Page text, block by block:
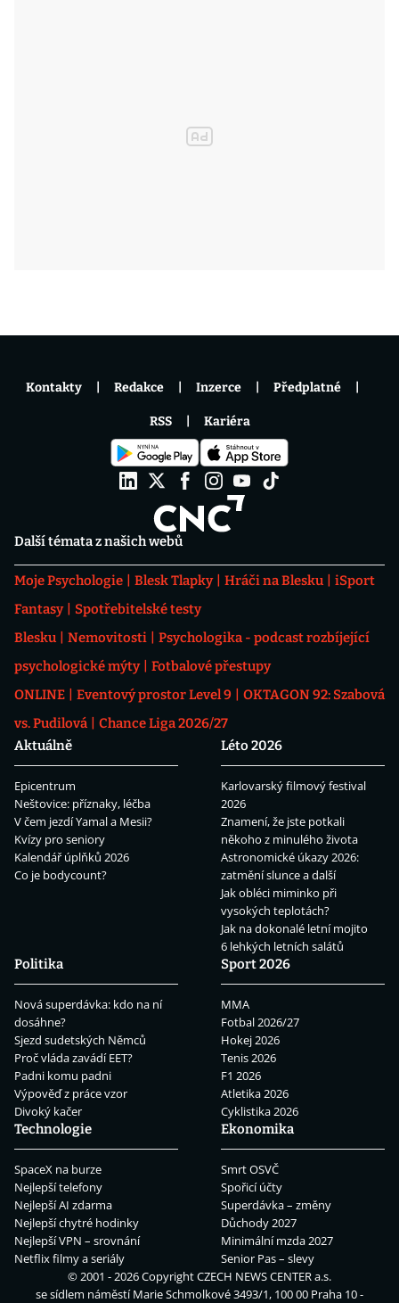
Další témata z našich webů
Moje Psychologie Blesk Tlapky Hráči na Blesku
iSport
Fantasy
Spotřebitelské testy
Blesku
Nemovitosti
Psychologika - podcast rozbíjející
psychologické mýty
Fotbalové přestupy
ONLINE
Eventový prostor Level 9
OKTAGON 92: Szabová
vs. Pudilová
Chance Liga 2026/27
Aktuálně
Epicentrum
Neštovice: příznaky, léčba
V čem jezdí Yamal a Mesii?
Kvízy pro seniory
Kalendář úplňků 2026
Co je bodycount?
Léto 2026
Karlovarský filmový festival
2026
Znamení, že jste potkali
někoho z minulého života
Astronomické úkazy 2026:
zatmění slunce a další
Jak obléci miminko při
vysokých teplotách?
Jak na dokonalé letní mojito
6 lehkých letních salátů
Politika
Nová superdávka: kdo na ní
dosáhne?
Sjezd sudetských Němců
Proč vláda zavádí EET?
Padni komu padni
Výpověď z práce vzor
Divoký kačer
Sport 2026
MMA
Fotbal 2026/27
Hokej 2026
Tenis 2026
F1 2026
Atletika 2026
Cyklistika 2026
Technologie
SpaceX na burze
Nejlepší telefony
Nejlepší AI zdarma
Nejlepší chytré hodinky
Nejlepší VPN – srovnání
Netflix filmy a seriály
Ekonomika
Smrt OSVČ
Spořicí účty
Superdávka – změny
Důchody 2027
Minimální mzda 2027
Senior Pas – slevy
Kontakty Redakce Inzerce Předplatné
RSS Kariéra
© 2001 - 2026 CopyrightCZECH NEWS CENTER a.s.
se sídlem náměstí Marie Schmolkové 3493/1, 100 00 Praha 10 -